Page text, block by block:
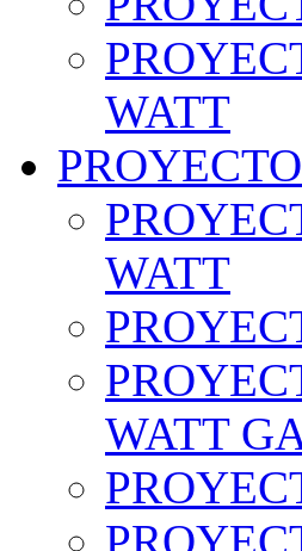
WATT
WATT
WATT